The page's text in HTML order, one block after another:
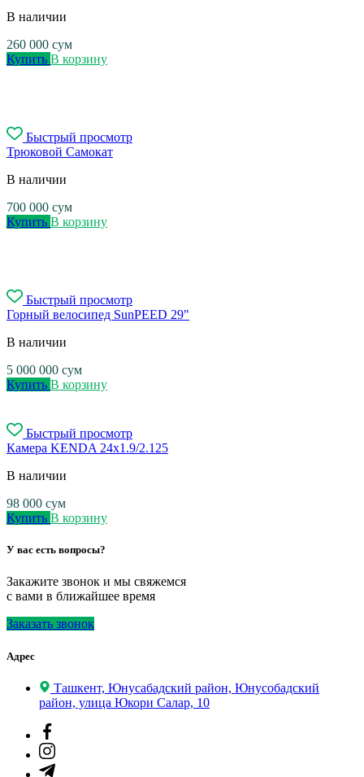
В наличии
260 000 сум
Купить В корзину
Быстрый просмотр
Трюковой Самокат
В наличии
700 000 сум
Купить В корзину
Быстрый просмотр
Горный велосипед SunPEED 29"
В наличии
5 000 000 сум
Купить В корзину
Быстрый просмотр
Камера KENDA 24x1.9/2.125
В наличии
98 000 сум
Купить В корзину
У вас есть вопросы?
Закажите звонок и мы свяжемся
с вами в ближайшее время
Заказать звонок
Адрес
Ташкент, Юнусабадский район, Юнусобадский
район, улица Юкори Салар, 10